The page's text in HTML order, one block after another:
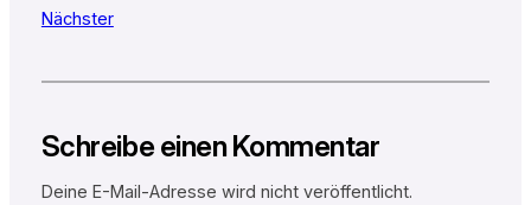
Nächster
Schreibe einen Kommentar
Deine E-Mail-Adresse wird nicht veröffentlicht.